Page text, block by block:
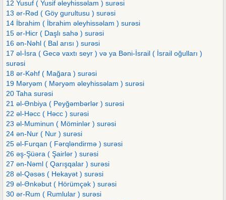
12 Yusuf ( Yusif əleyhissəlam ) surəsi
13 ər-Rəd ( Göy gurultusu ) surəsi
14 İbrahim ( İbrahim əleyhissəlam ) surəsi
15 ər-Hicr ( Daşlı sahə ) surəsi
16 ən-Nəhl ( Bal arısı ) surəsi
17 əl-İsra ( Gecə vaxtı seyr ) və ya Bəni-İsrail ( İsrail oğulları )
surəsi
18 ər-Kəhf ( Mağara ) surəsi
19 Məryəm ( Məryəm əleyhissəlam ) surəsi
20 Taha surəsi
21 əl-Ənbiya ( Peyğəmbərlər ) surəsi
22 əl-Həcc ( Həcc ) surəsi
23 əl-Muminun ( Möminlər ) surəsi
24 ən-Nur ( Nur ) surəsi
25 əl-Furqan ( Fərqləndirmə ) surəsi
26 əş-Şüəra ( Şairlər ) surəsi
27 ən-Nəml ( Qarışqalar ) surəsi
28 əl-Qəsəs ( Hekayət ) surəsi
29 əl-Ənkəbut ( Hörümçək ) surəsi
30 ər-Rum ( Rumlular ) surəsi